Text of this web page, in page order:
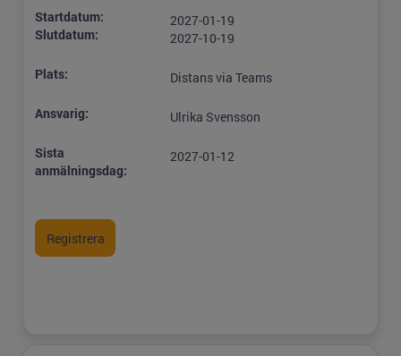
Startdatum:
Slutdatum:
2027-01-19
2027-10-19
Plats: Distans via Teams
Ansvarig: Ulrika Svensson
Sista
anmälningsdag:
2027-01-12